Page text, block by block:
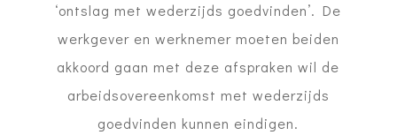
‘ontslag met wederzijds goedvinden’. De
werkgever en werknemer moeten beiden
akkoord gaan met deze afspraken wil de
arbeidsovereenkomst met wederzijds
goedvinden kunnen eindigen.